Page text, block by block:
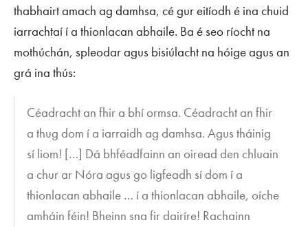
thabhairt amach ag damhsa, cé gur eitíodh é ina chuid
iarrachtaí í a thionlacan abhaile. Ba é seo ríocht na
mothúchán, spleodar agus bisiúlacht na hóige agus an
grá ina thús:
Céadracht an fhir a bhí ormsa. Céadracht an fhir
a thug dom í a iarraidh ag damhsa. Agus tháinig
sí liom! […] Dá bhféadfainn an oiread den chluain
a chur ar Nóra agus go ligfeadh sí dom í a
thionlacan abhaile … í a thionlacan abhaile, oíche
amháin féin! Bheinn sna fir dairíre! Rachainn